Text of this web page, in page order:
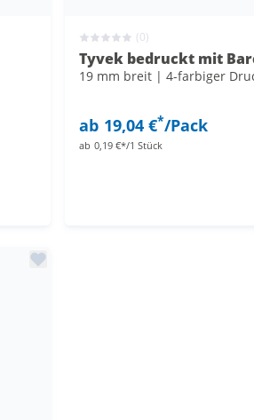
(0)
Tyvek bedruckt mit
19 mm breit | 4-farbiger
ab 19,04 €*/Pack
ab 0,19 €*/1 Stück